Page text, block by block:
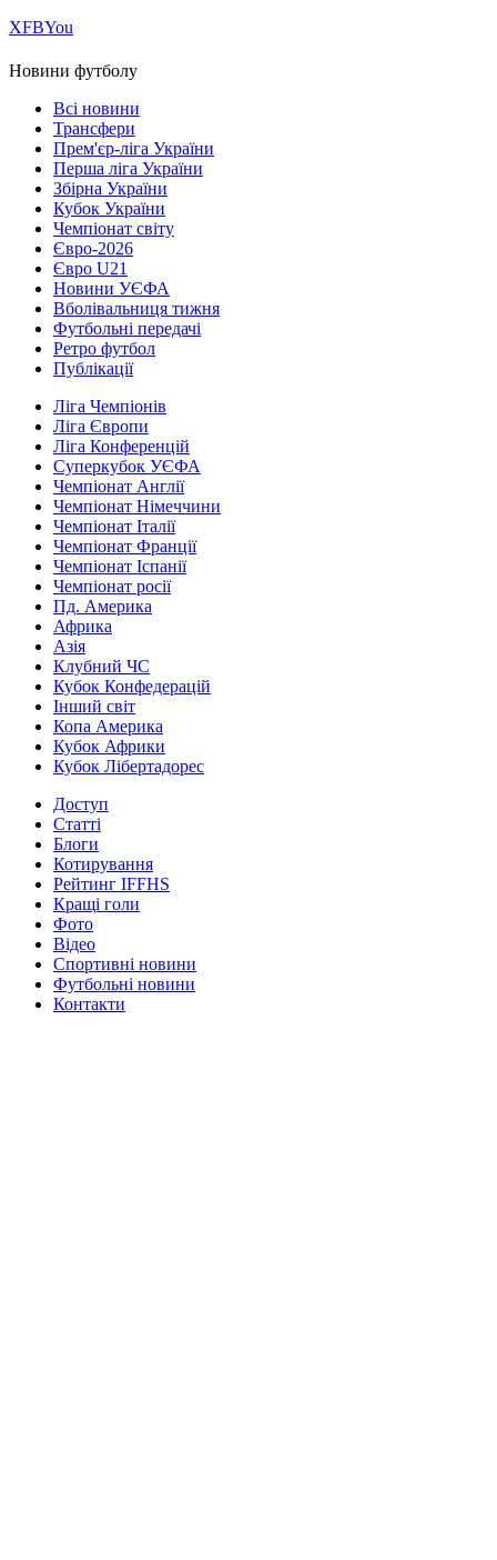
ХFBYou
Новини футболу
Всі новини
Трансфери
Прем'єр-ліга України
Перша ліга України
Збірна України
Кубок України
Чемпіонат світу
Євро-2026
Євро U21
Новини УЄФА
Вболівальниця тижня
Футбольні передачі
Ретро футбол
Публікації
Ліга Чемпіонів
Ліга Європи
Ліга Конференцій
Суперкубок УЄФА
Чемпіонат Англії
Чемпіонат Німеччини
Чемпіонат Італії
Чемпіонат Франції
Чемпіонат Іспанії
Чемпіонат росії
Пд. Америка
Африка
Азія
Клубний ЧС
Кубок Конфедерацій
Інший світ
Копа Америка
Кубок Африки
Кубок Лібертадорес
Доступ
Статті
Блоги
Котирування
Рейтинг IFFHS
Кращі голи
Фото
Відео
Спортивні новини
Футбольні новини
Контакти